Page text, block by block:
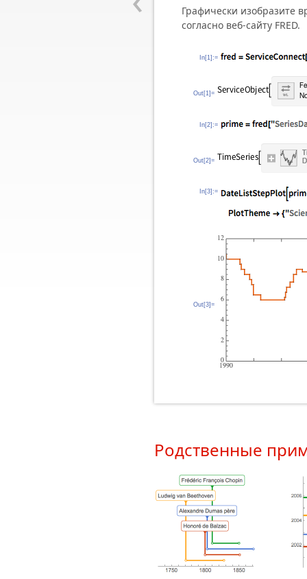
Графически изобразите
согласно веб-сайту FRED.
In[1]:=
Out[1]=
In[2]:=
Out[2]=
In[3]:=
Out[3]=
Родственные